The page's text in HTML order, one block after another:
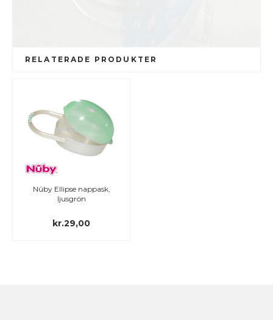
RELATERADE PRODUKTER
Nûby Ellipse nappask,
ljusgrön
kr.29,00